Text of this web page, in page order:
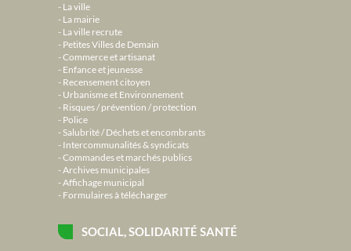
La ville
La mairie
La ville recrute
Petites Villes de Demain
Commerce et artisanat
Enfance et jeunesse
Recensement citoyen
Urbanisme et Environnement
Risques / prévention / protection
Police
Salubrité / Déchets et encombrants
Intercommunalités & syndicats
Commandes et marchés publics
Archives municipales
Affichage municipal
Formulaires à télécharger
SOCIAL, SOLIDARITÉ SANTÉ